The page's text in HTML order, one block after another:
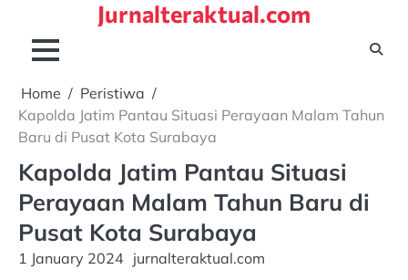
content
Jurnalteraktual.com
Home
Peristiwa
Kapolda Jatim Pantau Situasi Perayaan Malam Tahun
Baru di Pusat Kota Surabaya
Kapolda Jatim Pantau Situasi
Perayaan Malam Tahun Baru di
Pusat Kota Surabaya
1 January 2024 jurnalteraktual.com